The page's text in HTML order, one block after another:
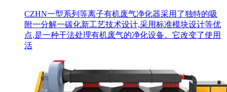
CZHN一型系列等离子有机废气净化器采用了独特的吸
附一分解一碳化新工艺技术设计,采用标准模块设计等优
点,是一种干法处理有机废气的净化设备。它改变了使用
活